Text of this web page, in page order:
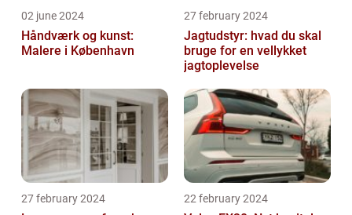
02 june 2024
Håndværk og kunst:
Malere i København
27 february 2024
Jagtudstyr: hvad du skal
bruge for en vellykket
jagtoplevelse
27 february 2024 22 february 2024